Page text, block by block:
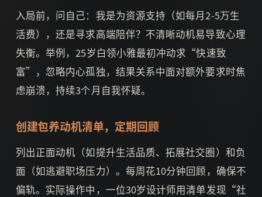
入局前，问自己：我是为资源支持（如每月2-5万生
活费），还是寻求高端陪伴？不清晰动机易导致心理
失衡。举例，25岁白领小雅最初冲动求“快速致
富”，忽略内心孤独，结果关系中面对额外要求时焦
虑崩溃，持续3个月自我怀疑。
创建包养动机清单，定期回顾
列出正面动机（如提升生活品质、拓展社交圈）和负
面（如逃避职场压力）。每周花10分钟回顾，确保不
偏轨。实际操作中，一位30岁设计师用清单发现“社